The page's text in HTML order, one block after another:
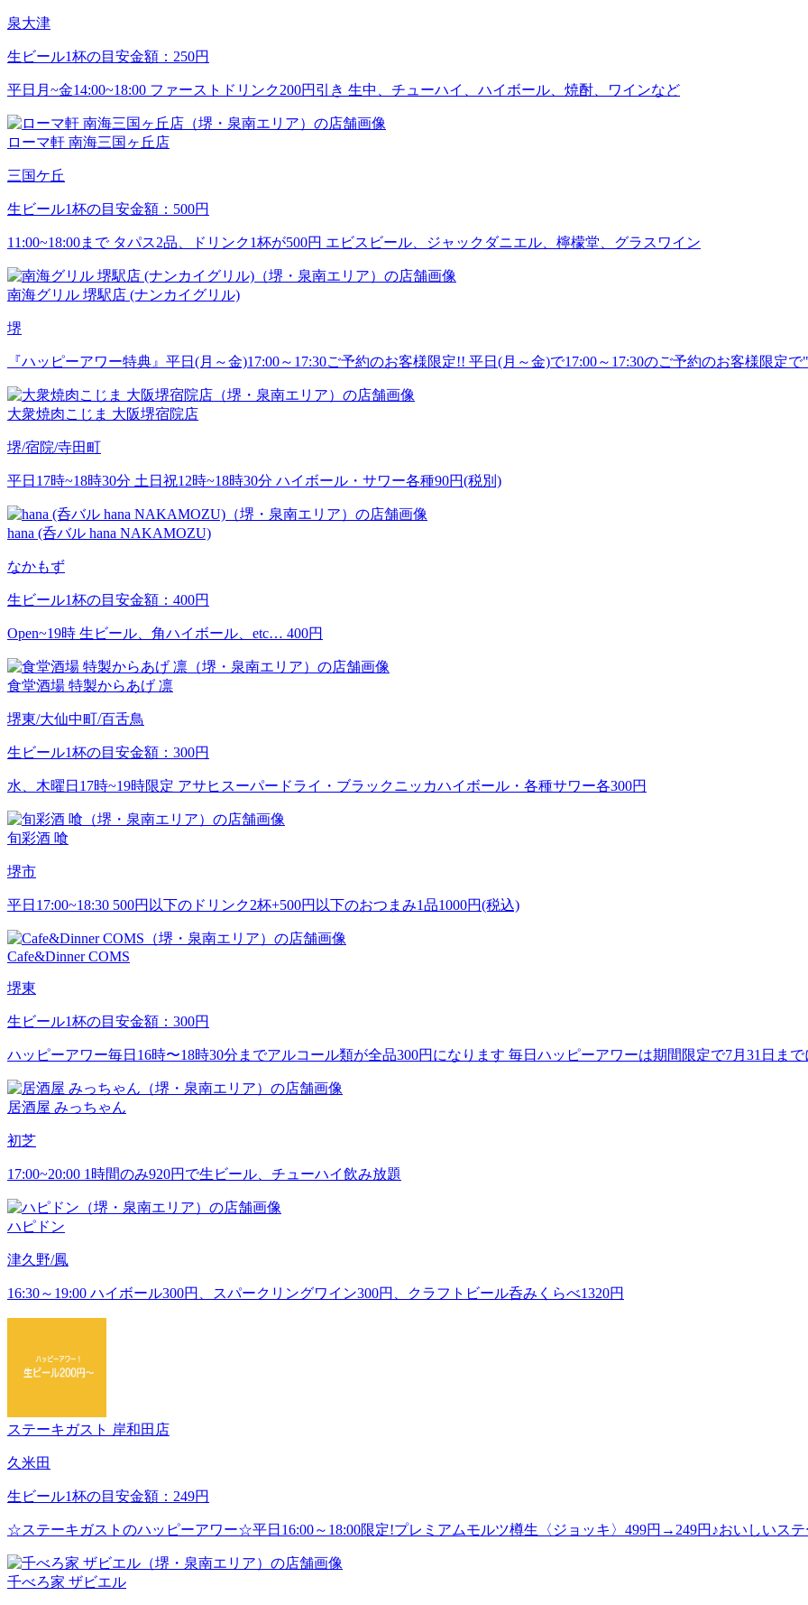
泉大津
生ビール1杯の目安金額：250円
平日月~金14:00~18:00 ファーストドリンク200円引き 生中、チューハイ、ハイボール、焼酎、ワインなど
ローマ軒 南海三国ヶ丘店
三国ケ丘
生ビール1杯の目安金額：500円
11:00~18:00まで タパス2品、ドリンク1杯が500円 エビスビール、ジャックダニエル、檸檬堂、グラスワイン
南海グリル 堺駅店 (ナンカイグリル)
堺
『ハッピーアワー特典』平日(月～金)17:00～17:30ご予約のお客様限定!! 平日(月～金)で17:00～17:30のご予約のお客様限定
大衆焼肉こじま 大阪堺宿院店
堺/宿院/寺田町
平日17時~18時30分 土日祝12時~18時30分 ハイボール・サワー各種90円(税別)
hana (呑バル hana NAKAMOZU)
なかもず
生ビール1杯の目安金額：400円
Open~19時 生ビール、角ハイボール、etc… 400円
食堂酒場 特製からあげ 凛
堺東/大仙中町/百舌鳥
生ビール1杯の目安金額：300円
水、木曜日17時~19時限定 アサヒスーパードライ・ブラックニッカハイボール・各種サワー各300円
旬彩酒 喰
堺市
平日17:00~18:30 500円以下のドリンク2杯+500円以下のおつまみ1品1000円(税込)
Cafe&Dinner COMS
堺東
生ビール1杯の目安金額：300円
ハッピーアワー毎日16時〜18時30分までアルコール類が全品300円になります 毎日ハッピーアワーは期間限定で7月31日ま
居酒屋 みっちゃん
初芝
17:00~20:00 1時間のみ920円で生ビール、チューハイ飲み放題
ハピドン
津久野/鳳
16:30～19:00 ハイボール300円、スパークリングワイン300円、クラフトビール呑みくらべ1320円
ステーキガスト 岸和田店
久米田
生ビール1杯の目安金額：249円
☆ステーキガストのハッピーアワー☆平日16:00～18:00限定!プレミアムモルツ樽生〈ジョッキ〉499円→249円♪おいしいス
千べろ家 ザビエル